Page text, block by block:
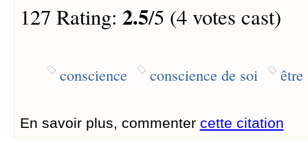
127 Rating: 2.5/5 (4 votes cast)
conscience conscience de soi être
En savoir plus, commenter cette citation